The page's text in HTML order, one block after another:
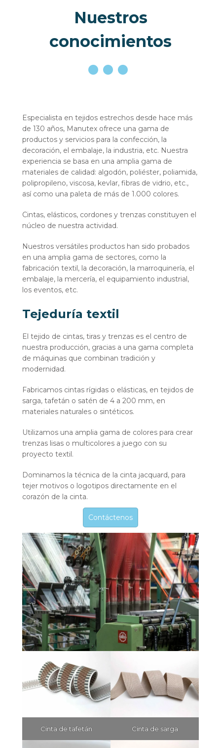
Nuestros
conocimientos
Especialista en tejidos estrechos desde hace más
de 130 años, Manutex ofrece una gama de
productos y servicios para la confección, la
decoración, el embalaje, la industria, etc. Nuestra
experiencia se basa en una amplia gama de
materiales de calidad: algodón, poliéster, poliamida,
polipropileno, viscosa, kevlar, fibras de vidrio, etc.,
así como una paleta de más de 1.000 colores.
Cintas, elásticos, cordones y trenzas constituyen el
núcleo de nuestra actividad.
Nuestros versátiles productos han sido probados
en una amplia gama de sectores, como la
fabricación textil, la decoración, la marroquinería, el
embalaje, la mercería, el equipamiento industrial,
los eventos, etc.
Tejeduría textil
El tejido de cintas, tiras y trenzas es el centro de
nuestra producción, gracias a una gama completa
de máquinas que combinan tradición y
modernidad.
Fabricamos cintas rígidas o elásticas, en tejidos de
sarga, tafetán o satén de 4 a 200 mm, en
materiales naturales o sintéticos.
Utilizamos una amplia gama de colores para crear
trenzas lisas o multicolores a juego con su
proyecto textil.
Dominamos la técnica de la cinta jacquard, para
tejer motivos o logotipos directamente en el
corazón de la cinta.
Contáctenos
Cinta de tafetán Cinta de sarga